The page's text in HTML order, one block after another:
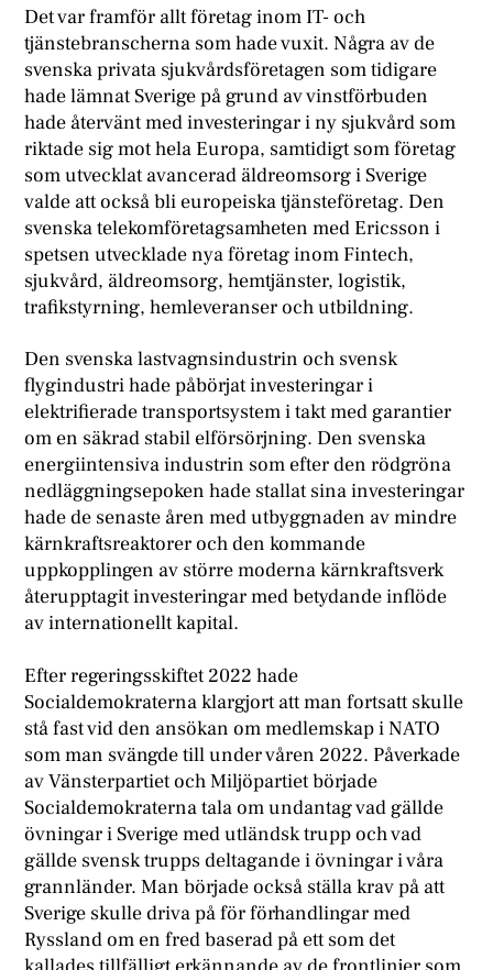
Det var framför allt företag inom IT- och
tjänstebranscherna som hade vuxit. Några av de
svenska privata sjukvårdsföretagen som tidigare
hade lämnat Sverige på grund av vinstförbuden
hade återvänt med investeringar i ny sjukvård som
riktade sig mot hela Europa, samtidigt som företag
som utvecklat avancerad äldreomsorg i Sverige
valde att också bli europeiska tjänsteföretag. Den
svenska telekomföretagsamheten med Ericsson i
spetsen utvecklade nya företag inom Fintech,
sjukvård, äldreomsorg, hemtjänster, logistik,
trafikstyrning, hemleveranser och utbildning.
Den svenska lastvagnsindustrin och svensk
flygindustri hade påbörjat investeringar i
elektrifierade transportsystem i takt med garantier
om en säkrad stabil elförsörjning. Den svenska
energiintensiva industrin som efter den rödgröna
nedläggningsepoken hade stallat sina investeringar
hade de senaste åren med utbyggnaden av mindre
kärnkraftsreaktorer och den kommande
uppkopplingen av större moderna kärnkraftsverk
återupptagit investeringar med betydande inflöde
av internationellt kapital.
Efter regeringsskiftet 2022 hade
Socialdemokraterna klargjort att man fortsatt skulle
stå fast vid den ansökan om medlemskap i NATO
som man svängde till under våren 2022. Påverkade
av Vänsterpartiet och Miljöpartiet började
Socialdemokraterna tala om undantag vad gällde
övningar i Sverige med utländsk trupp och vad
gällde svensk trupps deltagande i övningar i våra
grannländer. Man började också ställa krav på att
Sverige skulle driva på för förhandlingar med
Ryssland om en fred baserad på ett som det